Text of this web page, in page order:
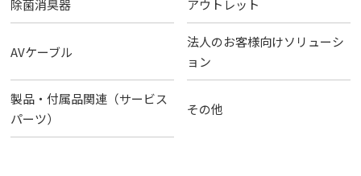
除菌消臭器 アウトレット
AVケーブル
法人のお客様向けソリューシ
ョン
製品・付属品関連（サービス
パーツ）
その他